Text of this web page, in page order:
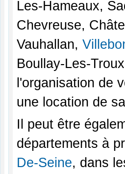
Les-Hameaux,
Chevreuse,
Vauhallan,
Boullay-Les-
l'organisation de
une location de
Il peut être
départements à
De-Seine, dans